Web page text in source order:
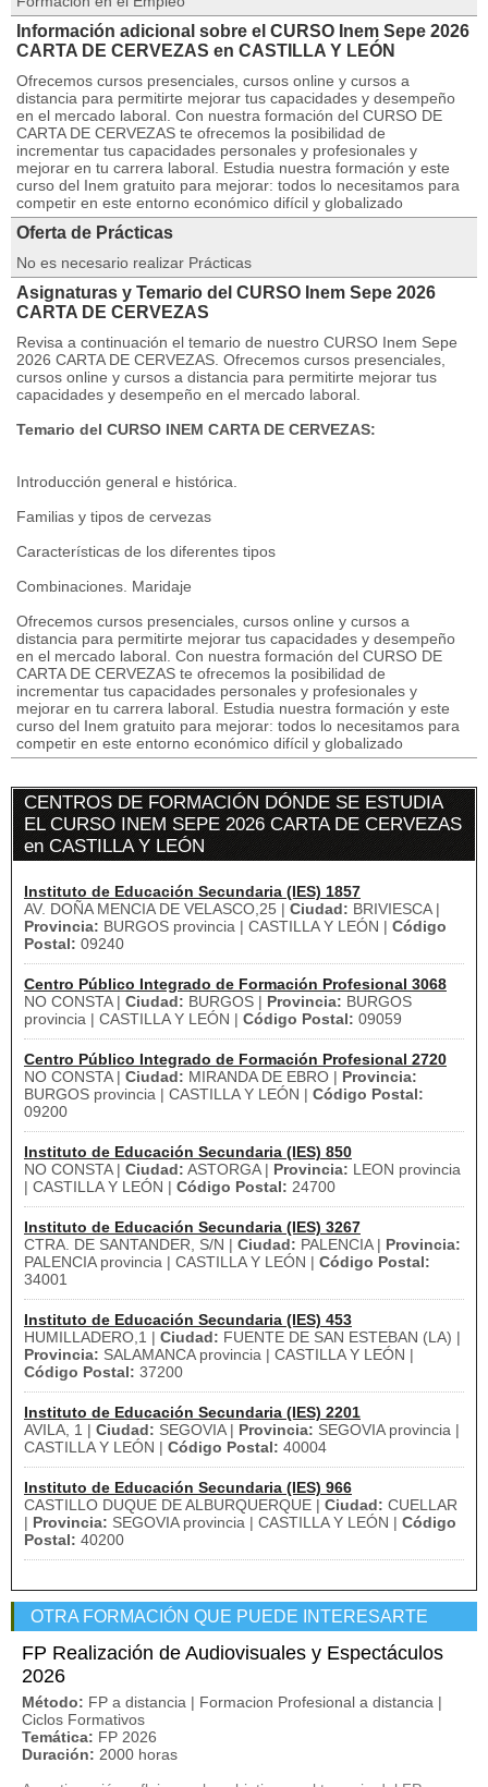
Información adicional sobre el CURSO Inem Sepe 2026
CARTA DE CERVEZAS en CASTILLA Y LEÓN
Ofrecemos cursos presenciales, cursos online y cursos a
distancia para permitirte mejorar tus capacidades y desempeño
en el mercado laboral. Con nuestra formación del CURSO DE
CARTA DE CERVEZAS te ofrecemos la posibilidad de
incrementar tus capacidades personales y profesionales y
mejorar en tu carrera laboral. Estudia nuestra formación y este
curso del Inem gratuito para mejorar: todos lo necesitamos para
competir en este entorno económico difícil y globalizado
Oferta de Prácticas
No es necesario realizar Prácticas
Asignaturas y Temario del CURSO Inem Sepe 2026
CARTA DE CERVEZAS
Revisa a continuación el temario de nuestro CURSO Inem Sepe
2026 CARTA DE CERVEZAS. Ofrecemos cursos presenciales,
cursos online y cursos a distancia para permitirte mejorar tus
capacidades y desempeño en el mercado laboral.
Temario del CURSO INEM CARTA DE CERVEZAS:
Introducción general e histórica.
Familias y tipos de cervezas
Características de los diferentes tipos
Combinaciones. Maridaje
Ofrecemos cursos presenciales, cursos online y cursos a
distancia para permitirte mejorar tus capacidades y desempeño
en el mercado laboral. Con nuestra formación del CURSO DE
CARTA DE CERVEZAS te ofrecemos la posibilidad de
incrementar tus capacidades personales y profesionales y
mejorar en tu carrera laboral. Estudia nuestra formación y este
curso del Inem gratuito para mejorar: todos lo necesitamos para
competir en este entorno económico difícil y globalizado
CENTROS DE FORMACIÓN DÓNDE SE ESTUDIA
EL CURSO INEM SEPE 2026 CARTA DE CERVEZAS
en CASTILLA Y LEÓN
Instituto de Educación Secundaria (IES) 1857
AV. DOÑA MENCIA DE VELASCO,25 | Ciudad: BRIVIESCA |
Provincia: BURGOS provincia | CASTILLA Y LEÓN | Código
Postal: 09240
Centro Público Integrado de Formación Profesional 3068
NO CONSTA | Ciudad: BURGOS | Provincia: BURGOS
provincia | CASTILLA Y LEÓN | Código Postal: 09059
Centro Público Integrado de Formación Profesional 2720
NO CONSTA | Ciudad: MIRANDA DE EBRO | Provincia:
BURGOS provincia | CASTILLA Y LEÓN | Código Postal:
09200
Instituto de Educación Secundaria (IES) 850
NO CONSTA | Ciudad: ASTORGA | Provincia: LEON provincia
| CASTILLA Y LEÓN | Código Postal: 24700
Instituto de Educación Secundaria (IES) 3267
CTRA. DE SANTANDER, S/N | Ciudad: PALENCIA | Provincia:
PALENCIA provincia | CASTILLA Y LEÓN | Código Postal:
34001
Instituto de Educación Secundaria (IES) 453
HUMILLADERO,1 | Ciudad: FUENTE DE SAN ESTEBAN (LA) |
Provincia: SALAMANCA provincia | CASTILLA Y LEÓN |
Código Postal: 37200
Instituto de Educación Secundaria (IES) 2201
AVILA, 1 | Ciudad: SEGOVIA | Provincia: SEGOVIA provincia |
CASTILLA Y LEÓN | Código Postal: 40004
Instituto de Educación Secundaria (IES) 966
CASTILLO DUQUE DE ALBURQUERQUE | Ciudad: CUELLAR
| Provincia: SEGOVIA provincia | CASTILLA Y LEÓN | Código
Postal: 40200
OTRA FORMACIÓN QUE PUEDE INTERESARTE
FP Realización de Audiovisuales y Espectáculos
2026
Método: FP a distancia | Formacion Profesional a distancia |
Ciclos Formativos
Temática: FP 2026
Duración: 2000 horas